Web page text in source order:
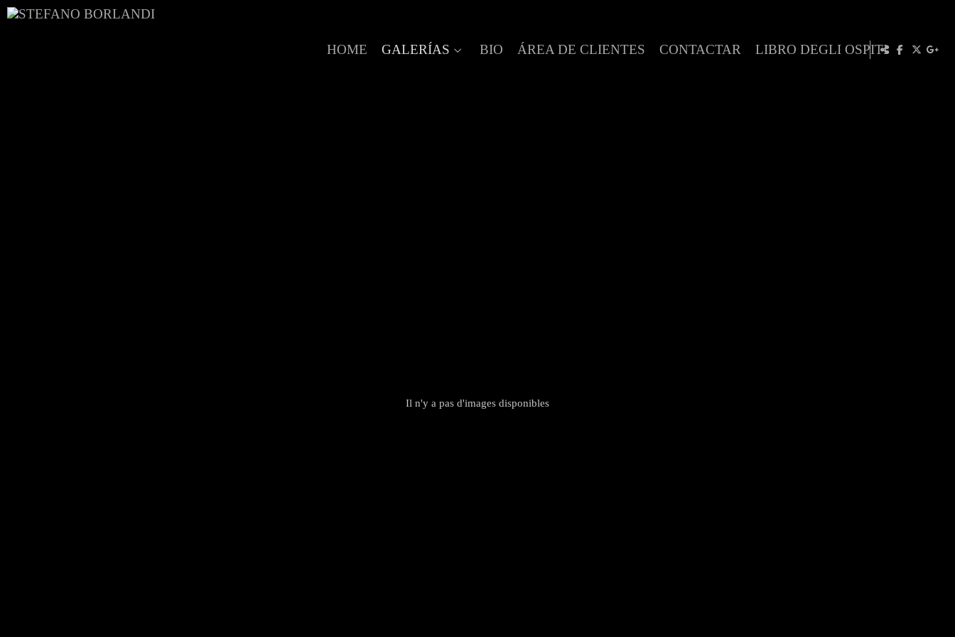
HOME GALERÍAS BIO ÁREA DE CLIENTES CONTACTAR LIBRO DEGLI OSPITI
Il n'y a pas d'images disponibles